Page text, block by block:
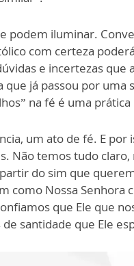
podem iluminar.
com certeza
e incertezas que
já passou por uma
na fé é uma
um ato de fé. E por
Não temos tudo claro,
do sim que
como Nossa Senhora
que Ele que
santidade que Ele